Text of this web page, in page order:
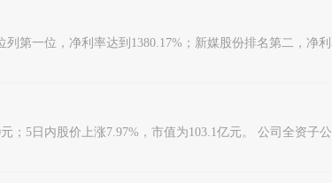
第一位，净利率达到1380.17%；新媒股份排名第二，净
；5日内股价上涨7.97%，市值为103.1亿元。 公司全资子